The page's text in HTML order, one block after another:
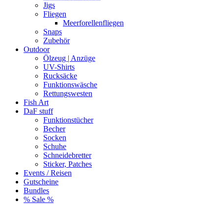
Jigs
Fliegen
Meerforellenfliegen
Snaps
Zubehör
Outdoor
Ölzeug | Anzüge
UV-Shirts
Rucksäcke
Funktionswäsche
Rettungswesten
Fish Art
DaF stuff
Funktionstücher
Becher
Socken
Schuhe
Schneidebretter
Sticker, Patches
Events / Reisen
Gutscheine
Bundles
% Sale %